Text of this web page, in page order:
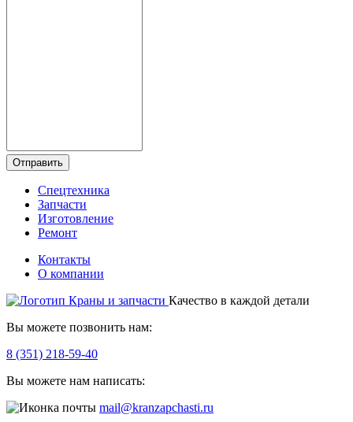
Отправить
Спецтехника
Запчасти
Изготовление
Ремонт
Контакты
О компании
Качество в каждой детали
Вы можете позвонить нам:
8 (351) 218-59-40
Вы можете нам написать:
mail@kranzapchasti.ru